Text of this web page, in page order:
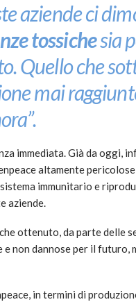
aziende ci
tossichesia
Quello che
mai
immediata. Già da oggi,
altamente
immunitario e
aziende.
ottenuto, da parte delle
non dannose per il futuro,
in termini di